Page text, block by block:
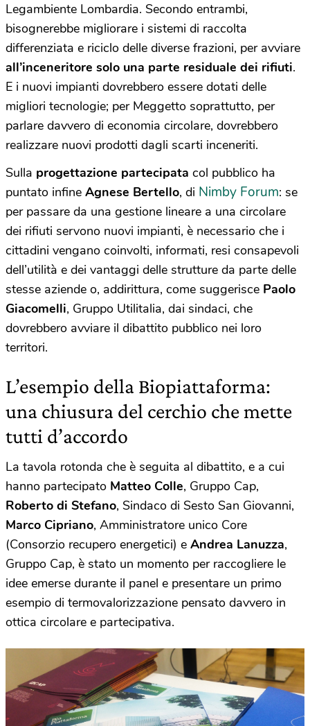
Legambiente Lombardia. Secondo entrambi,
bisognerebbe migliorare i sistemi di raccolta
differenziata e riciclo delle diverse frazioni, per avviare
all’inceneritore solo una parte residuale dei rifiuti.
E i nuovi impianti dovrebbero essere dotati delle
migliori tecnologie; per Meggetto soprattutto, per
parlare davvero di economia circolare, dovrebbero
realizzare nuovi prodotti dagli scarti inceneriti.
Sulla progettazione partecipata col pubblico ha
puntato infine Agnese Bertello, di Nimby Forum: se
per passare da una gestione lineare a una circolare
dei rifiuti servono nuovi impianti, è necessario che i
cittadini vengano coinvolti, informati, resi consapevoli
dell’utilità e dei vantaggi delle strutture da parte delle
stesse aziende o, addirittura, come suggerisce Paolo
Giacomelli, Gruppo Utilitalia, dai sindaci, che
dovrebbero avviare il dibattito pubblico nei loro
territori.
L’esempio della Biopiattaforma:
una chiusura del cerchio che mette
tutti d’accordo
La tavola rotonda che è seguita al dibattito, e a cui
hanno partecipato Matteo Colle, Gruppo Cap,
Roberto di Stefano, Sindaco di Sesto San Giovanni,
Marco Cipriano, Amministratore unico Core
(Consorzio recupero energetici) e Andrea Lanuzza,
Gruppo Cap, è stato un momento per raccogliere le
idee emerse durante il panel e presentare un primo
esempio di termovalorizzazione pensato davvero in
ottica circolare e partecipativa.